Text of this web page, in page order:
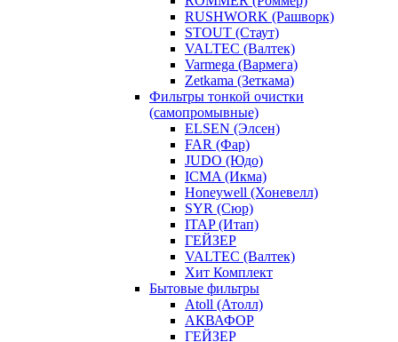
RUSHWORK (Рашворк)
STOUT (Стаут)
VALTEC (Валтек)
Varmega (Вармега)
Zetkama (Зеткама)
Фильтры тонкой очистки
(самопромывные)
ELSEN (Элсен)
FAR (Фар)
JUDO (Юдо)
ICMA (Икма)
Honeywell (Хоневелл)
SYR (Сюр)
ITAP (Итап)
ГЕЙЗЕР
VALTEC (Валтек)
Хит Комплект
Бытовые фильтры
Atoll (Атолл)
АКВАФОР
ГЕЙЗЕР